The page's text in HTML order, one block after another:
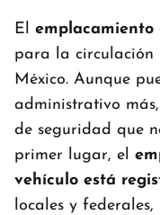
El emplacamiento
para la circulación
México. Aunque
administrativo
de seguridad que
primer lugar, el
vehículo está
locales y